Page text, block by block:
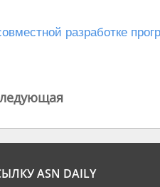
разработке
ASN DAILY